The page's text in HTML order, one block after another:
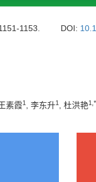
1153. DOI:
素霞1 , 李东升1 , 杜洪艳1,*